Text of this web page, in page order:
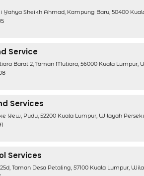
Yahya Sheikh Ahmad, Kampung Baru, 50400
Service
Barat 2, Taman Mutiara, 56000 Kuala Lumpur,
Services
Yew, Pudu, 52200 Kuala Lumpur, Wilayah
Services
Taman Desa Petaling, 57100 Kuala Lumpur,